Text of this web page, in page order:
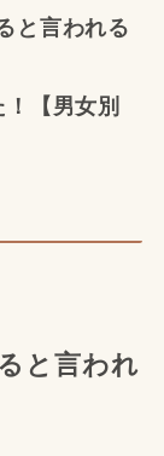
と言われる
【男女別
と言われ